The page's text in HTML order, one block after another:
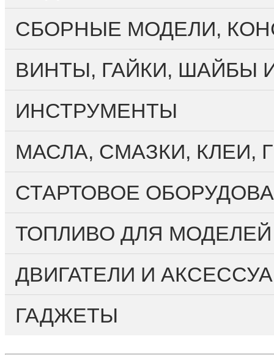
CБОРНЫЕ МОДЕЛИ,
ВИНТЫ, ГАЙКИ, ШАЙБЫ
ИНСТРУМЕНТЫ
МАСЛА, СМАЗКИ, КЛЕИ,
СТАРТОВОЕ
ТОПЛИВО ДЛЯ МОДЕЛЕЙ
ДВИГАТЕЛИ И
ГАДЖЕТЫ